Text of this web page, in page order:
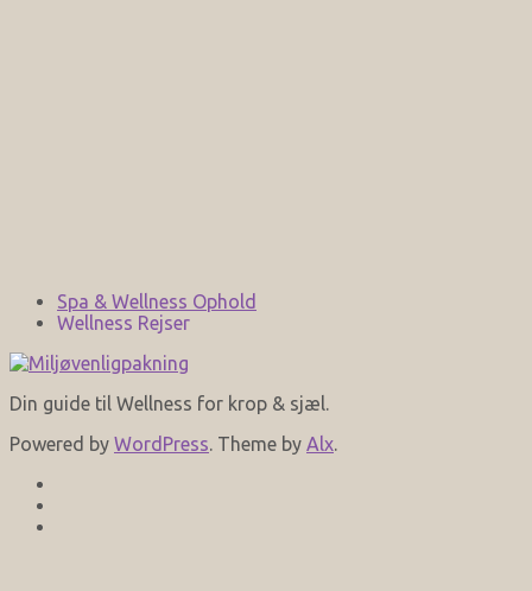
Spa & Wellness Ophold
Wellness Rejser
Din guide til Wellness for krop & sjæl.
Powered by WordPress. Theme by Alx.